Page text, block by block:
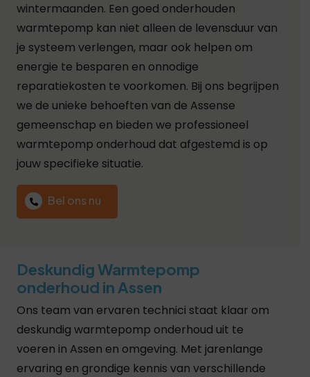
wintermaanden. Een goed onderhouden
warmtepomp kan niet alleen de levensduur van
je systeem verlengen, maar ook helpen om
energie te besparen en onnodige
reparatiekosten te voorkomen. Bij ons begrijpen
we de unieke behoeften van de Assense
gemeenschap en bieden we professioneel
warmtepomp onderhoud dat afgestemd is op
jouw specifieke situatie.
Bel ons nu
Deskundig Warmtepomp
onderhoud in Assen
Ons team van ervaren technici staat klaar om
deskundig warmtepomp onderhoud uit te
voeren in Assen en omgeving. Met jarenlange
ervaring en grondige kennis van verschillende